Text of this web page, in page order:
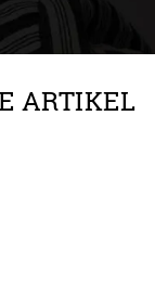
ARTIKEL